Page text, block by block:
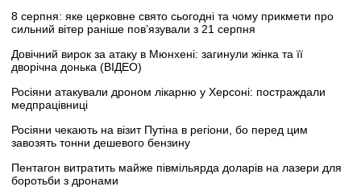
8 серпня: яке церковне свято сьогодні та чому прикмети про
сильний вітер раніше пов’язували з 21 серпня
Довічний вирок за атаку в Мюнхені: загинули жінка та її
дворічна донька (ВІДЕО)
Росіяни атакували дроном лікарню у Херсоні: постраждали
медпрацівниці
Росіяни чекають на візит Путіна в регіони, бо перед цим
завозять тонни дешевого бензину
Пентагон витратить майже півмільярда доларів на лазери для
боротьби з дронами